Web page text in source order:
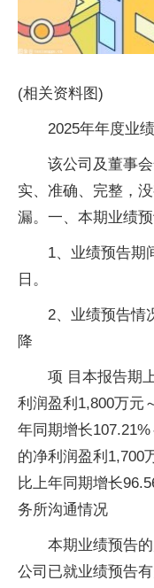
(相关资料图)
2025年年度业
该公司及董事
实、准确、完整，
漏。一、本期业绩
1、业绩预告期
日。
2、业绩预告情
降
项 目本报告期
利润盈利1,800万元
年同期增长
的净利润盈利1,700
比上年同期增长
务所沟通情况
本期业绩预告
公司已就业绩预告